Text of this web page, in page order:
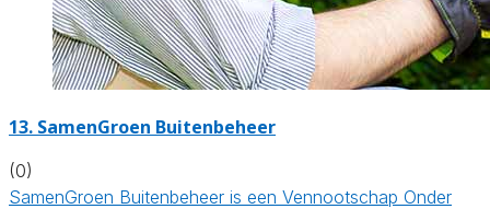
13. SamenGroen Buitenbeheer
(0)
SamenGroen Buitenbeheer is een Vennootschap Onder